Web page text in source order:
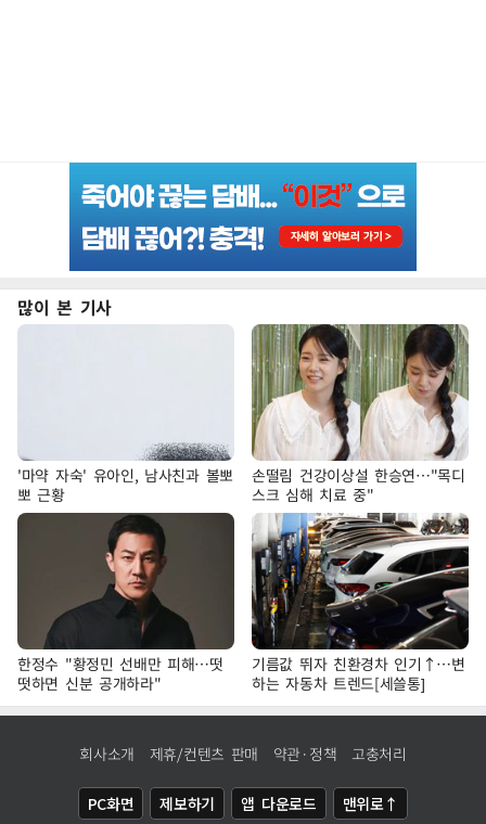
많이 본 기사
'마약 자숙' 유아인, 남사친과 볼뽀
뽀 근황
손떨림 건강이상설 한승연…"목디
스크 심해 치료 중"
한정수 "황정민 선배만 피해…떳
떳하면 신분 공개하라"
기름값 뛰자 친환경차 인기↑…변
하는 자동차 트렌드[세쓸통]
회사소개 제휴/컨텐츠 판매 약관·정책 고충처리
PC화면 제보하기 앱 다운로드 맨위로↑